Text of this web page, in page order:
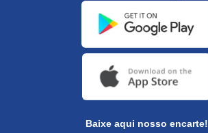
Baixe aqui nosso encarte!